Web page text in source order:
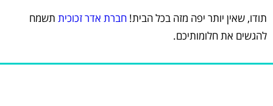
תודו, שאין יותר יפה מזה בכל הבית! חברת אדר זכוכית תשמח
להגשים את חלומותיכם.